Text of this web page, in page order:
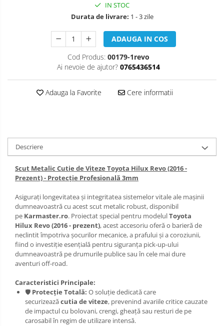
Carlige Kia EV5
Carlige Kia PV5
Carlige Lancia
Carlige Land Rover
Carlige MAN
Carlige Mazda
Carlige Mercedes
Carlige MG
Carlige Mini
Carlige Mitsubishi
Carlige Nissan
Carlige Omoda
Carlige Opel
Carlige Peugeot
Carlige Plymouth
Scut motor Mercedes
Scut motor MG
Scut motor Nissan
Scut motor Porsche
Scut motor Renault
Scut motor Seat
Scut motor Skoda
Scut motor Smart
Scut motor SsangYong
Scut motor Subaru
Scut motor Suzuki
Scut motor Tesla
IN STOC
Durata de livrare: 1 - 3 zile
ADAUGA IN COS
Cod Produs: 00179-1revo
Ai nevoie de ajutor? 0765436514
Adauga la Favorite Cere informatii
Descriere
Scut Metalic Cutie de Viteze Toyota Hilux Revo (2016 -
Prezent) - Protecție Profesională 3mm
Asigurați longevitatea și integritatea sistemelor vitale ale mașinii
dumneavoastră cu acest scut metalic robust, disponibil
pe Karmaster.ro. Proiectat special pentru modelulToyota
Hilux Revo (2016 - prezent), acest accesoriu oferă o barieră de
neclintit împotriva șocurilor mecanice, a prafului și a coroziunii,
fiind o investiție esențială pentru siguranța pick-up-ului
dumneavoastră pe drumurile publice sau în cele mai dure
aventuri off-road.
Caracteristici Principale:
🛡️ Protecție Totală: O soluție dedicată care
securizeazăcutia de viteze, prevenind avariile critice cauzate
de impactul cu bolovani, crengi, gheață sau resturi de pe
carosabil în regim de utilizare intensă.